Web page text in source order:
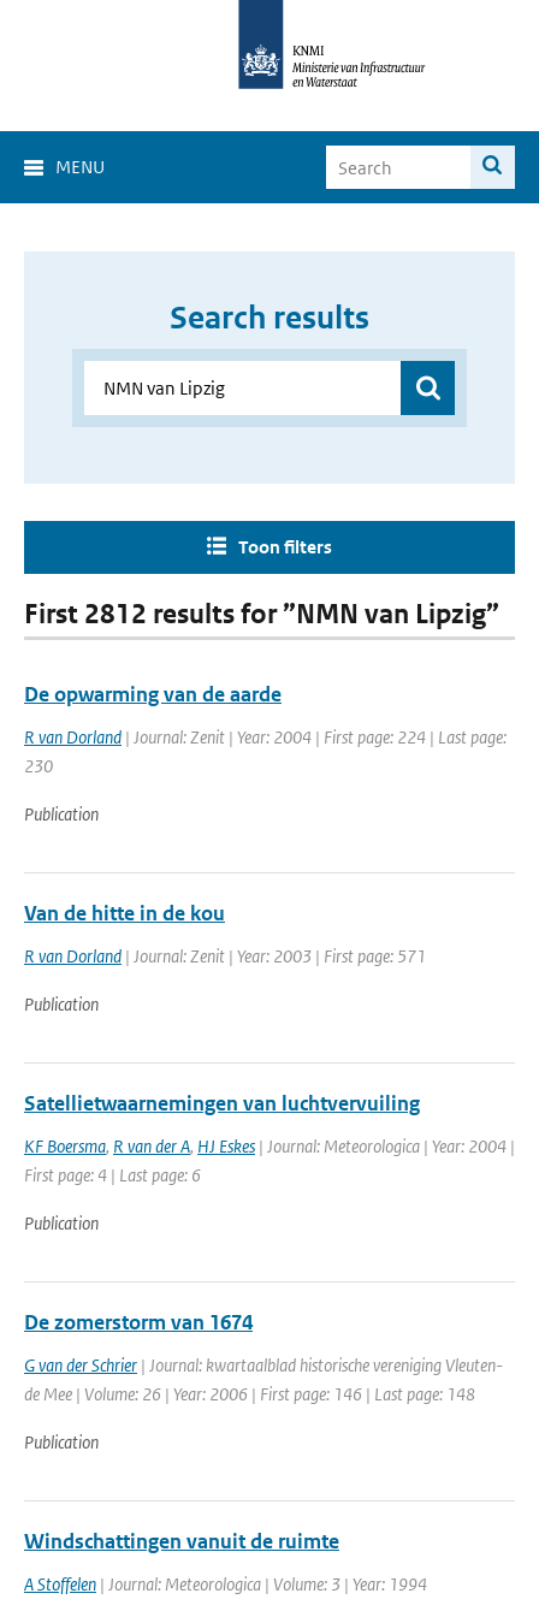
MENU
Search results
Toon filters
First 2812 results for ”NMN van Lipzig”
De opwarming van de aarde
R van Dorland | Journal: Zenit | Year: 2004 | First page: 224 | Last page:
230
Publication
Van de hitte in de kou
R van Dorland | Journal: Zenit | Year: 2003 | First page: 571
Publication
Satellietwaarnemingen van luchtvervuiling
KF Boersma, R van der A, HJ Eskes | Journal: Meteorologica | Year: 2004 |
First page: 4 | Last page: 6
Publication
De zomerstorm van 1674
G van der Schrier | Journal: kwartaalblad historische vereniging Vleuten-
de Mee | Volume: 26 | Year: 2006 | First page: 146 | Last page: 148
Publication
Windschattingen vanuit de ruimte
A Stoffelen | Journal: Meteorologica | Volume: 3 | Year: 1994